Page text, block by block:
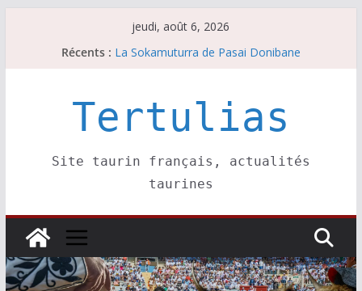
jeudi, août 6, 2026
Récents : La Sokamuturra de Pasai Donibane
Villeneuve, Hugo Tarbelli confirme.
Les brèves du mardi 4 août
Tertulias
Site taurin français, actualités
taurines